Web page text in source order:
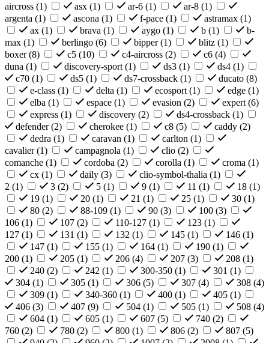
aircross (1) asx (1) ar-6 (1) ar-8 (1)
argenta (1) ascona (1) f-pace (1) astramax (1)
ax (1) brava (1) aygo (1) b (1)
b-
max (1) berlingo (6) bipper (1) blitz (1)
boxer (8) c5 (10) c4-aircross (2) c6 (4)
duna (1) discovery-sport (1) ds3 (1) ds4 (1)
c70 (1) ds5 (1) ds7-crossback (1) ducato (8)
e-class (1) delta (1) ecosport (1) edge (1)
elba (1) espace (1) evasion (2) expert (6)
express (1) discovery (2) ds4-crossback (1)
defender (2) cherokee (1) c8 (5) caddy (2)
dedra (1) caravan (1) carlton (1)
cavalier (1) campagnola (1) clio (2)
comanche (1) cordoba (2) corolla (1) croma (1)
cx (1) daily (3) clio-symbol-thalia (1)
2 (1) 3 (2) 5 (1) 9 (1) 11 (1) 18 (1)
19 (1) 20 (1) 21 (1) 25 (1) 30 (1)
80 (2) 88-109 (1) 90 (3) 100 (3)
106 (1) 107 (2) 110-127 (1) 123 (1)
127 (1) 131 (1) 132 (1) 145 (1) 146 (1)
147 (1) 155 (1) 164 (1) 190 (1)
200 (1) 205 (1) 206 (4) 207 (3) 208 (1)
240 (2) 242 (1) 300-350 (1) 301 (1)
304 (1) 305 (1) 306 (5) 307 (4) 308 (4)
309 (1) 340-360 (1) 400 (1) 405 (1)
406 (3) 407 (9) 504 (1) 505 (1) 508 (4)
604 (1) 605 (1) 607 (5) 740 (2)
760 (2) 780 (2) 800 (1) 806 (2) 807 (5)